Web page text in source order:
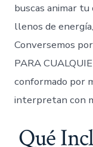
buscas animar
llenos de
Conversemos
PARA
conformado por
interpretan con
Qué